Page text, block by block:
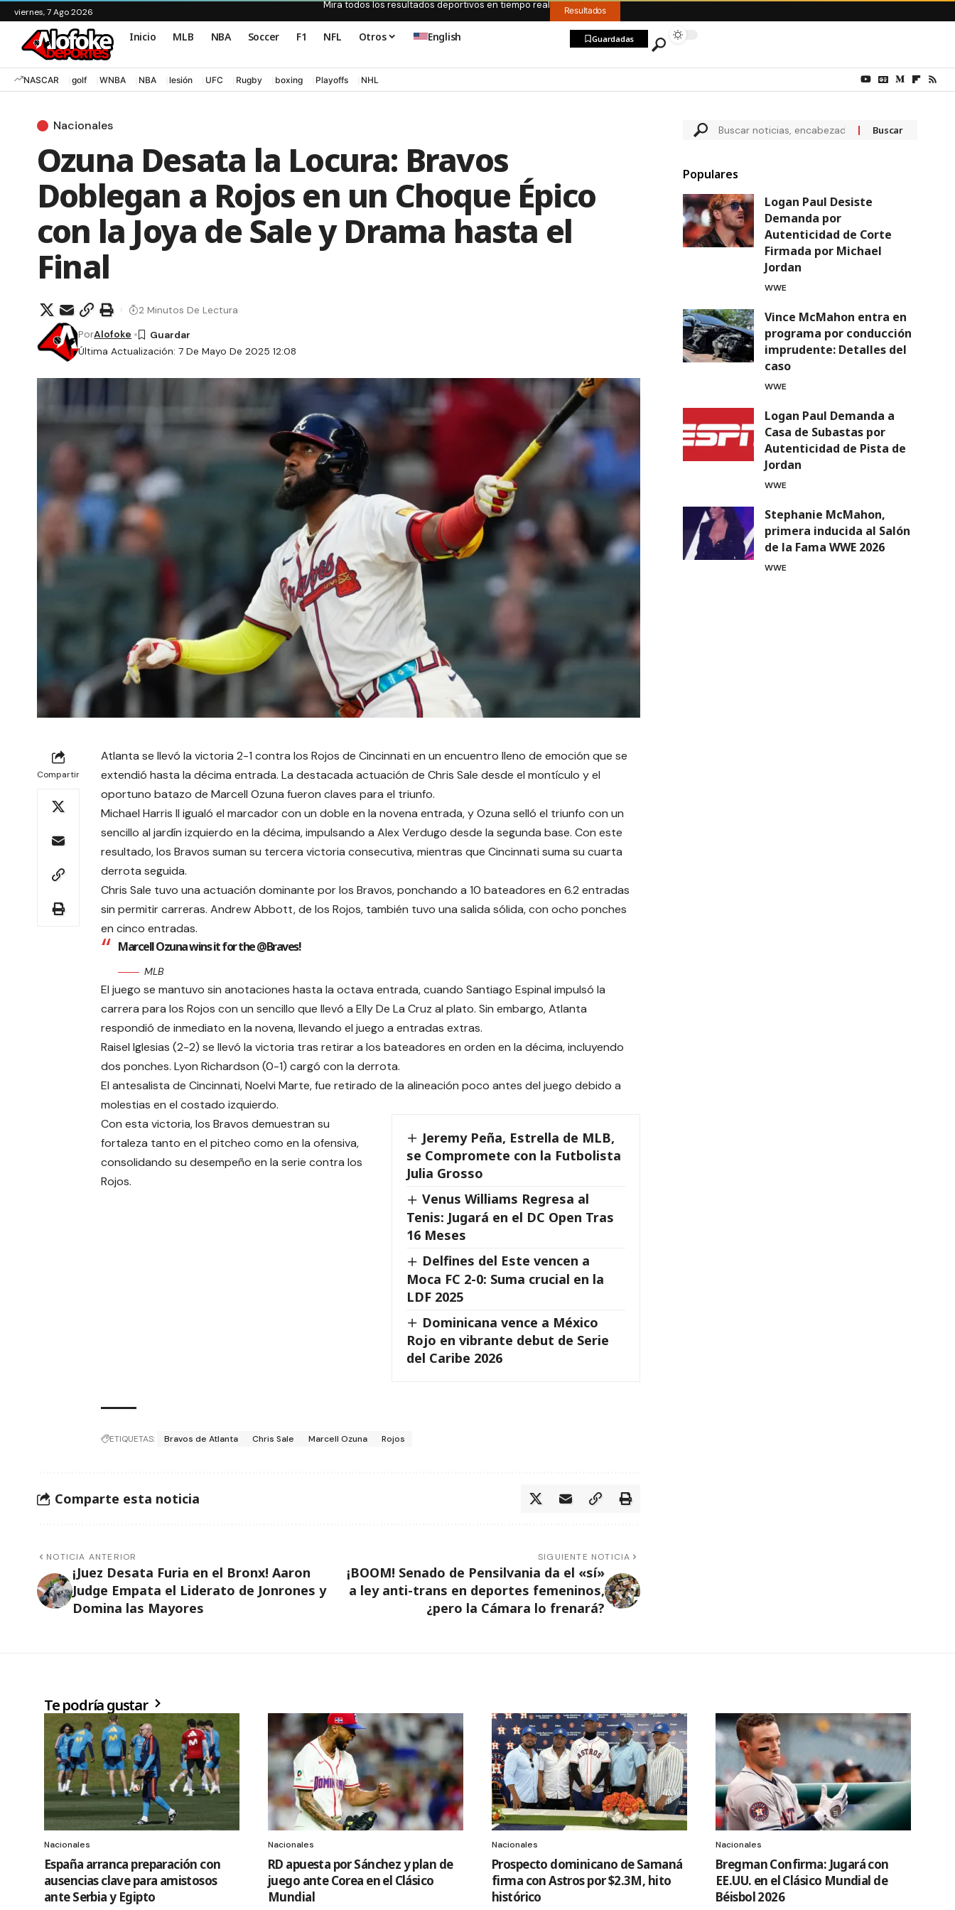
viernes, 7 Ago 2026
Mira todos los resultados deportivos en tiempo real Resultados
Inicio MLB NBA Soccer F1 NFL Otros English Guardadas
NASCAR golf WNBA NBA lesión UFC Rugby boxing Playoffs NHL
Nacionales
Ozuna Desata la Locura: Bravos
Doblegan a Rojos en un Choque Épico
con la Joya de Sale y Drama hasta el
Final
Última Actualización: 7 De Mayo De 2025 12:08
PorAlofoke
2 Minutos De Lectura
Compartir
Atlanta se llevó la victoria 2-1 contra los Rojos de Cincinnati en un encuentro lleno de emoción que se
extendió hasta la décima entrada. La destacada actuación de Chris Sale desde el montículo y el
oportuno batazo de Marcell Ozuna fueron claves para el triunfo.
Michael Harris II igualó el marcador con un doble en la novena entrada, y Ozuna selló el triunfo con un
sencillo al jardín izquierdo en la décima, impulsando a Alex Verdugo desde la segunda base. Con este
resultado, los Bravos suman su tercera victoria consecutiva, mientras que Cincinnati suma su cuarta
derrota seguida.
Chris Sale tuvo una actuación dominante por los Bravos, ponchando a 10 bateadores en 6.2 entradas
sin permitir carreras. Andrew Abbott, de los Rojos, también tuvo una salida sólida, con ocho ponches
en cinco entradas.
Marcell Ozuna wins it for the @Braves!
MLB
El juego se mantuvo sin anotaciones hasta la octava entrada, cuando Santiago Espinal impulsó la
carrera para los Rojos con un sencillo que llevó a Elly De La Cruz al plato. Sin embargo, Atlanta
respondió de inmediato en la novena, llevando el juego a entradas extras.
Raisel Iglesias (2-2) se llevó la victoria tras retirar a los bateadores en orden en la décima, incluyendo
dos ponches. Lyon Richardson (0-1) cargó con la derrota.
El antesalista de Cincinnati, Noelvi Marte, fue retirado de la alineación poco antes del juego debido a
molestias en el costado izquierdo.
Jeremy Peña, Estrella de MLB,
se Compromete con la Futbolista
Julia Grosso
Venus Williams Regresa al
Tenis: Jugará en el DC Open Tras
16 Meses
Delfines del Este vencen a
Moca FC 2-0: Suma crucial en la
LDF 2025
Dominicana vence a México
Rojo en vibrante debut de Serie
del Caribe 2026
Con esta victoria, los Bravos demuestran su
fortaleza tanto en el pitcheo como en la ofensiva,
consolidando su desempeño en la serie contra los
Rojos.
ETIQUETAS: Bravos de Atlanta Chris Sale Marcell Ozuna Rojos
Comparte esta noticia
NOTICIA ANTERIOR
¡Juez Desata Furia en el Bronx! Aaron
Judge Empata el Liderato de Jonrones y
Domina las Mayores
SIGUIENTE NOTICIA
¡BOOM! Senado de Pensilvania da el «sí»
a ley anti-trans en deportes femeninos,
¿pero la Cámara lo frenará?
Populares
Logan Paul Desiste
Demanda por
Autenticidad de Corte
Firmada por Michael
Jordan
WWE
Vince McMahon entra en
programa por conducción
imprudente: Detalles del
caso
WWE
Logan Paul Demanda a
Casa de Subastas por
Autenticidad de Pista de
Jordan
WWE
Stephanie McMahon,
primera inducida al Salón
de la Fama WWE 2026
WWE
Te podría gustar
Nacionales
España arranca preparación con
ausencias clave para amistosos
ante Serbia y Egipto
Nacionales
RD apuesta por Sánchez y plan de
juego ante Corea en el Clásico
Mundial
Nacionales
Prospecto dominicano de Samaná
firma con Astros por $2.3M, hito
histórico
Nacionales
Bregman Confirma: Jugará con
EE.UU. en el Clásico Mundial de
Béisbol 2026